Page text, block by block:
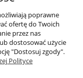
poprawne
ofertę do Twoich
przez nas
dostosować użycie
"Dostosuj zgody".
Polityce